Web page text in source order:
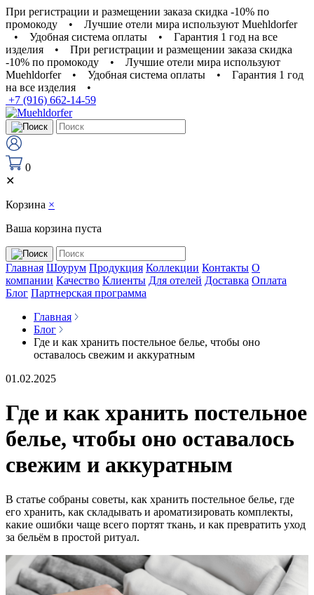
При регистрации и размещении заказа скидка -10% по
промокоду
•
Лучшие отели мира используют Muehldorfer
•
Удобная система оплаты •
Гарантия 1 год на все
изделия
•
При регистрации и размещении заказа скидка
-10% по промокоду
•
Лучшие отели мира используют
Muehldorfer
• Удобная система оплаты •
Гарантия 1 год
на все изделия
•
+7 (916) 662-14-59
0
✕
Корзина ×
Ваша корзина пуста
Главная Шоурум Продукция Коллекции Контакты О
компании Качество Клиенты Для отелей Доставка Оплата
Блог Партнерская программа
Главная
Блог
Где и как хранить постельное белье, чтобы оно
оставалось свежим и аккуратным
01.02.2025
Где и как хранить постельное
белье, чтобы оно оставалось
свежим и аккуратным
В статье собраны советы, как хранить постельное белье, где
его хранить, как складывать и ароматизировать комплекты,
какие ошибки чаще всего портят ткань, и как превратить уход
за бельём в простой ритуал.